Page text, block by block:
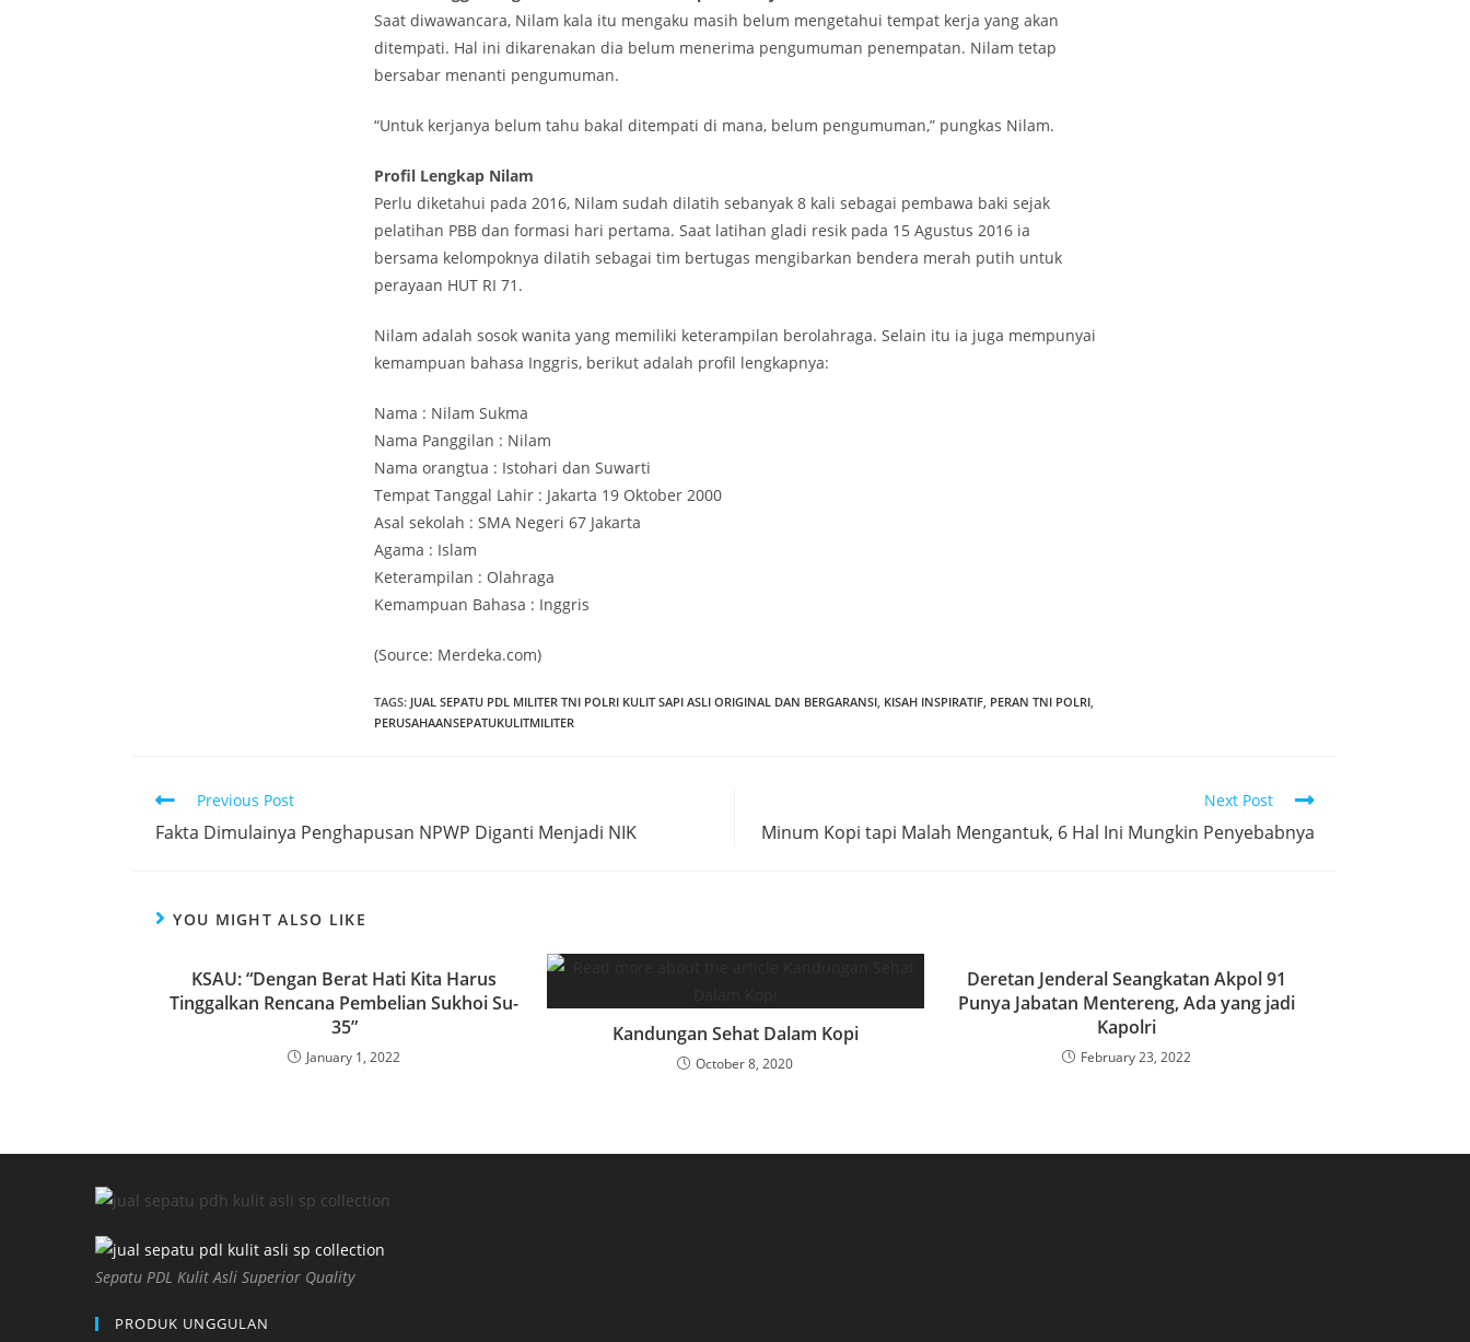
Saat diwawancara, Nilam kala itu mengaku masih belum mengetahui tempat kerja yang akan
ditempati. Hal ini dikarenakan dia belum menerima pengumuman penempatan. Nilam tetap
bersabar menanti pengumuman.
“Untuk kerjanya belum tahu bakal ditempati di mana, belum pengumuman,” pungkas Nilam.
Profil Lengkap Nilam
Perlu diketahui pada 2016, Nilam sudah dilatih sebanyak 8 kali sebagai pembawa baki sejak
pelatihan PBB dan formasi hari pertama. Saat latihan gladi resik pada 15 Agustus 2016 ia
bersama kelompoknya dilatih sebagai tim bertugas mengibarkan bendera merah putih untuk
perayaan HUT RI 71.
Nilam adalah sosok wanita yang memiliki keterampilan berolahraga. Selain itu ia juga mempunyai
kemampuan bahasa Inggris, berikut adalah profil lengkapnya:
Nama : Nilam Sukma
Nama Panggilan : Nilam
Nama orangtua : Istohari dan Suwarti
Tempat Tanggal Lahir : Jakarta 19 Oktober 2000
Asal sekolah : SMA Negeri 67 Jakarta
Agama : Islam
Keterampilan : Olahraga
Kemampuan Bahasa : Inggris
(Source: Merdeka.com)
TAGS: JUAL SEPATU PDL MILITER TNI POLRI KULIT SAPI ASLI ORIGINAL DAN BERGARANSI, KISAH INSPIRATIF, PERAN TNI POLRI,
PERUSAHAANSEPATUKULITMILITER
Read
more
articles
Previous Post
Fakta Dimulainya Penghapusan NPWP Diganti Menjadi NIK
Next Post
Minum Kopi tapi Malah Mengantuk, 6 Hal Ini Mungkin Penyebabnya
YOU MIGHT ALSO LIKE
KSAU: “Dengan Berat Hati Kita Harus
Tinggalkan Rencana Pembelian Sukhoi Su-
35”
January 1, 2022
Kandungan Sehat Dalam Kopi
October 8, 2020
Deretan Jenderal Seangkatan Akpol 91
Punya Jabatan Mentereng, Ada yang jadi
Kapolri
February 23, 2022
Sepatu PDL Kulit Asli Superior Quality
PRODUK UNGGULAN